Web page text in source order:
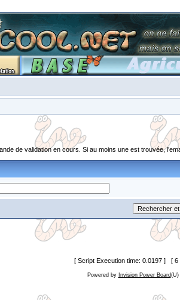
de validation en cours. Si au moins une est trouvée,
[ Script Execution time: 0.0197 ] [
Powered by Invision Power Board(U)